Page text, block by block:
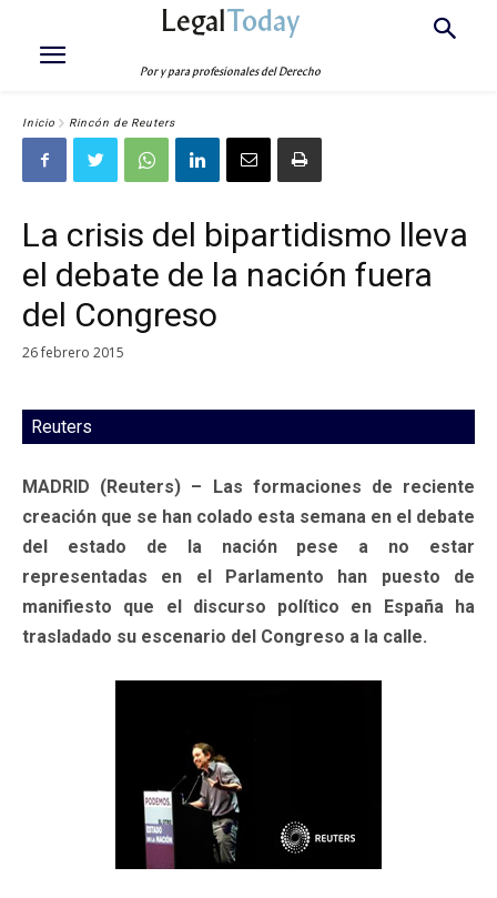
LegalToday
Por y para profesionales del Derecho
Inicio Rincón de Reuters
La crisis del bipartidismo lleva
el debate de la nación fuera
del Congreso
26 febrero 2015
Reuters
MADRID (Reuters) – Las formaciones de reciente
creación que se han colado esta semana en el debate
del estado de la nación pese a no estar
representadas en el Parlamento han puesto de
manifiesto que el discurso político en España ha
trasladado su escenario del Congreso a la calle.